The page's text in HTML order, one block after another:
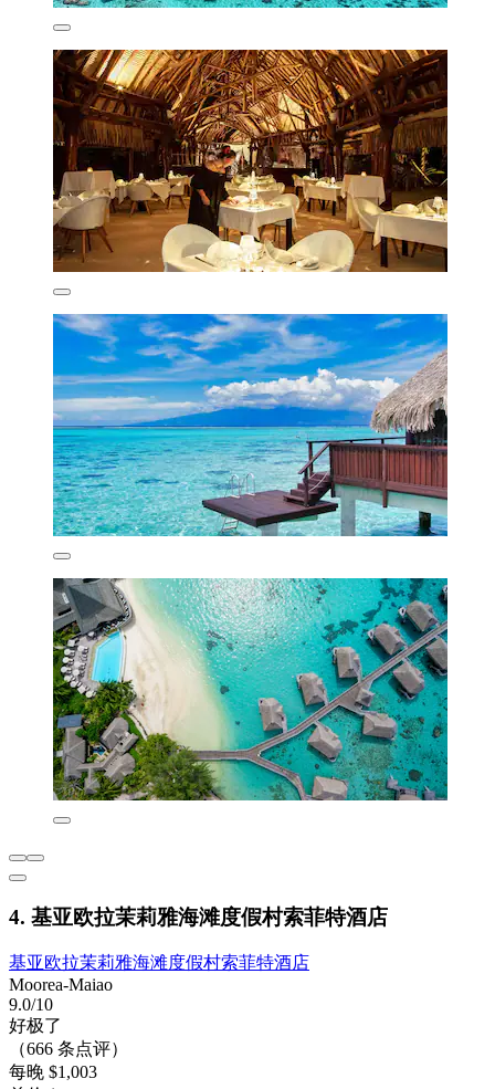
4. 基亚欧拉茉莉雅海滩度假村索菲特酒店
基亚欧拉茉莉雅海滩度假村索菲特酒店
Moorea-Maiao
9.0/10
好极了
（666 条点评）
每晚 $1,003